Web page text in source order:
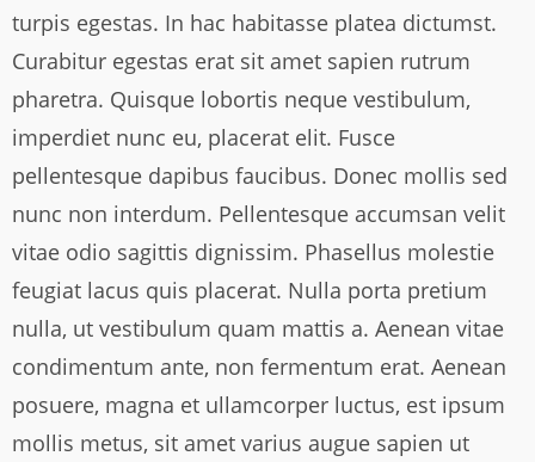
turpis egestas. In hac habitasse platea dictumst.
Curabitur egestas erat sit amet sapien rutrum
pharetra. Quisque lobortis neque vestibulum,
imperdiet nunc eu, placerat elit. Fusce
pellentesque dapibus faucibus. Donec mollis sed
nunc non interdum. Pellentesque accumsan velit
vitae odio sagittis dignissim. Phasellus molestie
feugiat lacus quis placerat. Nulla porta pretium
nulla, ut vestibulum quam mattis a. Aenean vitae
condimentum ante, non fermentum erat. Aenean
posuere, magna et ullamcorper luctus, est ipsum
mollis metus, sit amet varius augue sapien ut